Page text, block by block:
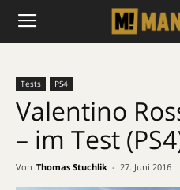
Tests PS4
Valentino
– im Test
Von Thomas Stuchlik - 27. Juni 2016